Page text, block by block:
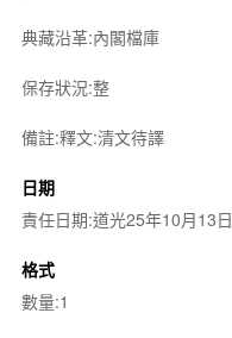
典藏沿革:內閣檔庫
保存狀況:整
備註:釋文:清文待譯
日期
責任日期:道光25年10月13日
格式
數量:1